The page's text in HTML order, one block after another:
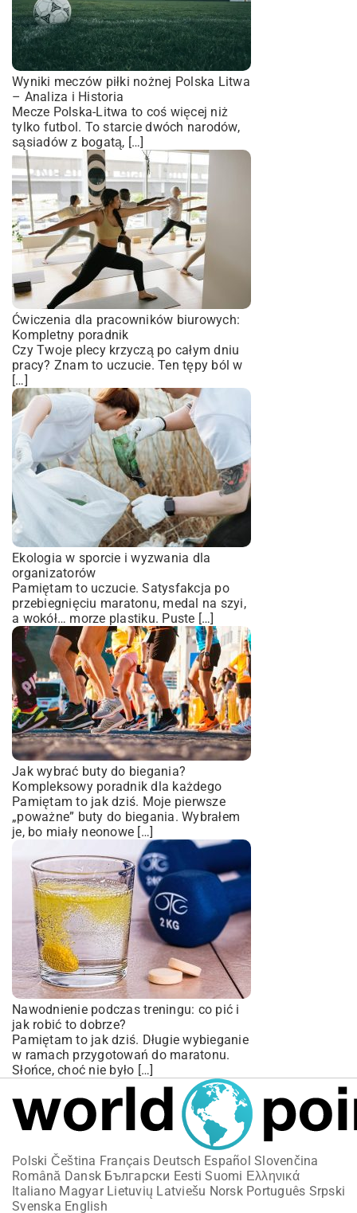
Wyniki meczów piłki nożnej Polska Litwa
– Analiza i Historia
Mecze Polska-Litwa to coś więcej niż
tylko futbol. To starcie dwóch narodów,
sąsiadów z bogatą, […]
Ćwiczenia dla pracowników biurowych:
Kompletny poradnik
Czy Twoje plecy krzyczą po całym dniu
pracy? Znam to uczucie. Ten tępy ból w
[…]
Ekologia w sporcie i wyzwania dla
organizatorów
Pamiętam to uczucie. Satysfakcja po
przebiegnięciu maratonu, medal na szyi,
a wokół… morze plastiku. Puste […]
Jak wybrać buty do biegania?
Kompleksowy poradnik dla każdego
Pamiętam to jak dziś. Moje pierwsze
„poważne” buty do biegania. Wybrałem
je, bo miały neonowe […]
Nawodnienie podczas treningu: co pić i
jak robić to dobrze?
Pamiętam to jak dziś. Długie wybieganie
w ramach przygotowań do maratonu.
Słońce, choć nie było […]
Polski Čeština Français Deutsch Español Slovenčina
Română Dansk Български Eesti Suomi Ελληνικά
Italiano Magyar Lietuvių Latviešu Norsk Português Srpski
Svenska English